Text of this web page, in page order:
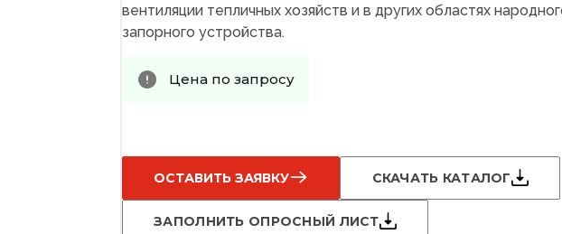
вентиляции тепличных хозяйств и в других областях
запорного устройства.
Цена по запросу
ОСТАВИТЬ ЗАЯВКУ СКАЧАТЬ КАТАЛОГ
ЗАПОЛНИТЬ ОПРОСНЫЙ ЛИСТ